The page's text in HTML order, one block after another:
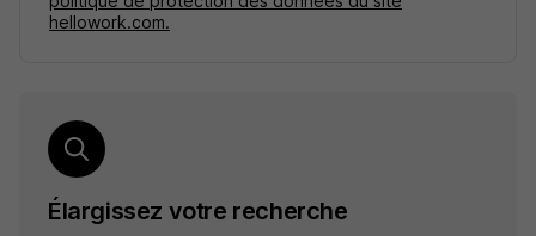
hellowork.com.
Élargissez votre recherche